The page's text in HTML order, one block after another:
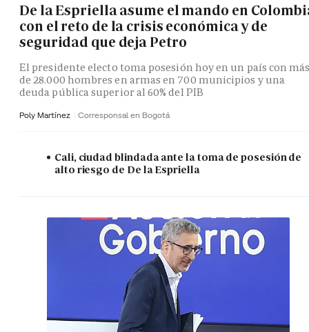
De la Espriella asume el mando en
con el reto de la crisis económica y de
seguridad que deja Petro
El presidente electo toma posesión hoy en un país con
de 28.000 hombres en armas en 700 municipios y una
deuda pública superior al 60% del PIB
Poly Martínez Corresponsal en Bogotá
Cali, ciudad blindada ante la toma de posesión de
alto riesgo de De la Espriella